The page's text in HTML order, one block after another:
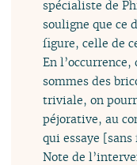
spécialiste de
souligne que ce
figure, celle de
En
sommes des
triviale, on
péjorative, au
qui essaye
Note de